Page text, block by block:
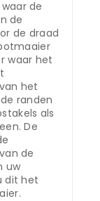
de
de
de draad
waar het
het
randen
als
De
de
uw
dit het